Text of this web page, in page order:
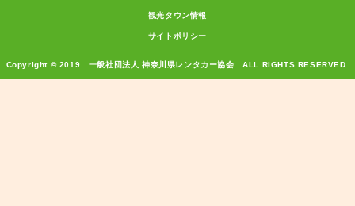
観光タウン情報
サイトポリシー
Copyright © 2019 一般社団法人 神奈川県レンタカー協会 ALL RIGHTS RESERVED.